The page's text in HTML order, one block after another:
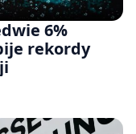
6%
rekordy